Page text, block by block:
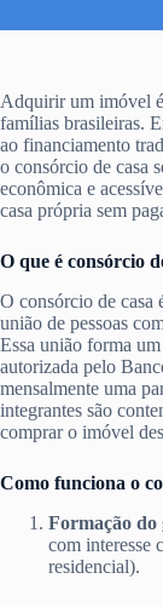
Adquirir um imóvel
famílias brasileiras.
ao financiamento
o consórcio de casa
econômica e
casa própria sem
O que é consórcio
O consórcio de casa
união de pessoas
Essa união forma
autorizada pelo
mensalmente uma
integrantes são
comprar o imóvel
Como funciona o
Formação do
com interesse
residencial).